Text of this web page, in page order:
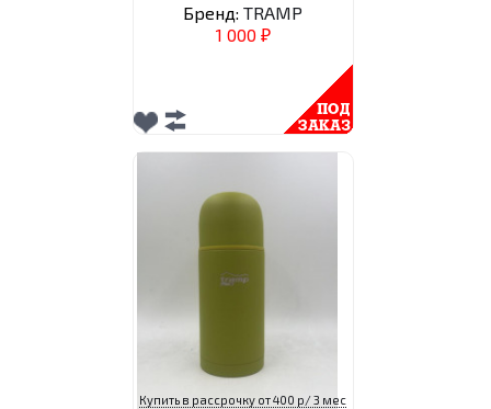
Бренд: TRAMP
1 000 ₽
Купить в рассрочку от 400 р/ 3 мес